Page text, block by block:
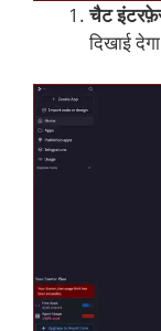
चैट
दिखाई